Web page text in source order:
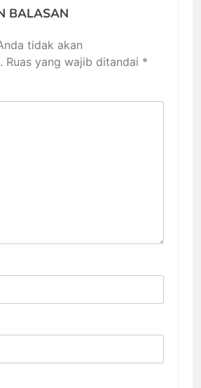
BALASAN
tidak akan
Ruas yang wajib ditandai *